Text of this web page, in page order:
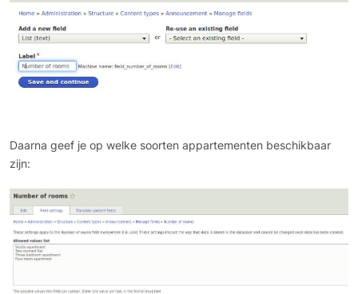
Daarna geef je op welke soorten appartementen beschikbaar
zijn: